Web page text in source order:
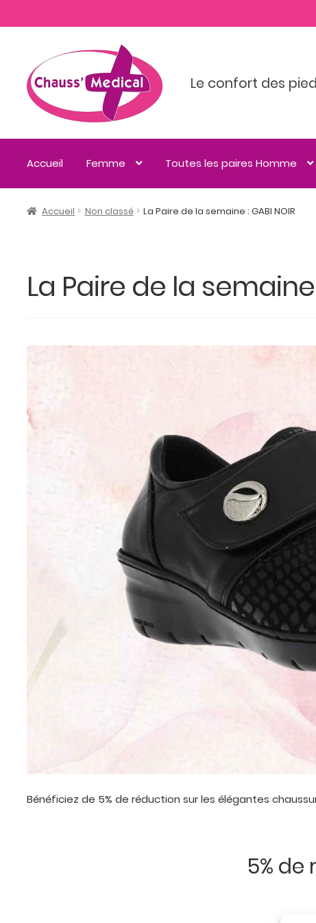
Le confort des
Accueil Femme Toutes les paires Homme
Accueil Non classé La Paire de la semaine : GABI NOIR
La Paire de la semaine
Bénéficiez de 5% de réduction sur les élégantes
5%